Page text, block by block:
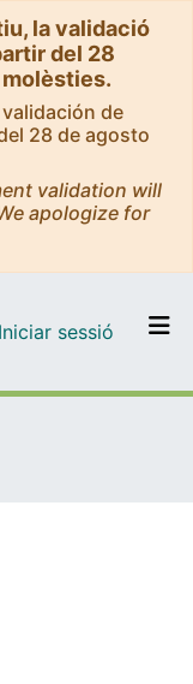
la validació
del 28
de
28 de agosto
validation will
apologize for
tot el DD
Iniciar sessió (current)